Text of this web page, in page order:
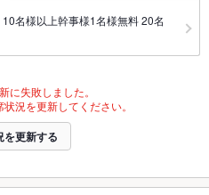
名様以上幹事様1名様無料 20名
に失敗しました。
況を更新してください。
を更新する